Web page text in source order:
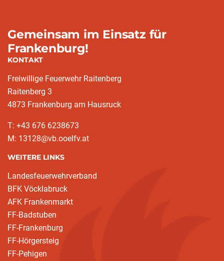
Gemeinsam im Einsatz für
Frankenburg!
KONTAKT
Freiwillige Feuerwehr Raitenberg
Raitenberg 3
4873 Frankenburg am Hausruck
T: +43 676 6238673
M: 13128@vb.ooelfv.at
WEITERE LINKS
Landesfeuerwehrverband
BFK Vöcklabruck
AFK Frankenmarkt
FF-Badstuben
FF-Frankenburg
FF-Hörgersteig
FF-Pehigen